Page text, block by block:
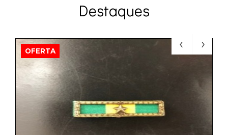
Destaques
OFERTA